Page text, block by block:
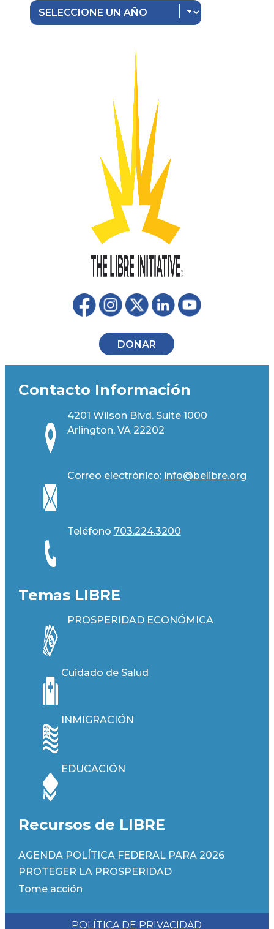
DONAR
Contacto Información
4201 Wilson Blvd. Suite 1000
Arlington, VA 22202
Correo electrónico: info@belibre.org
Teléfono 703.224.3200
Temas LIBRE
PROSPERIDAD ECONÓMICA
Cuidado de Salud
INMIGRACIÓN
EDUCACIÓN
Recursos de LIBRE
AGENDA POLÍTICA FEDERAL PARA 2026
PROTEGER LA PROSPERIDAD
Tome acción
POLÍTICA DE PRIVACIDAD